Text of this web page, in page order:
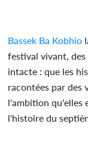
Bassek Ba Kobhio
festival vivant,
intacte : que les
racontées par des
l'ambition qu'elles
l'histoire du